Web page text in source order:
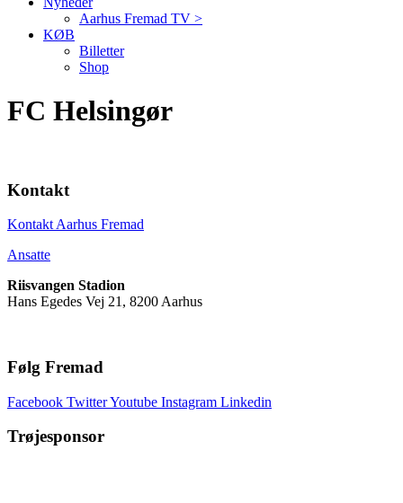
Aarhus Fremad TV >
KØB
Billetter
Shop
FC Helsingør
Kontakt
Kontakt Aarhus Fremad
Ansatte
Riisvangen Stadion
Hans Egedes Vej 21, 8200 Aarhus
Følg Fremad
Facebook TwitterYoutube Instagram Linkedin
Trøjesponsor